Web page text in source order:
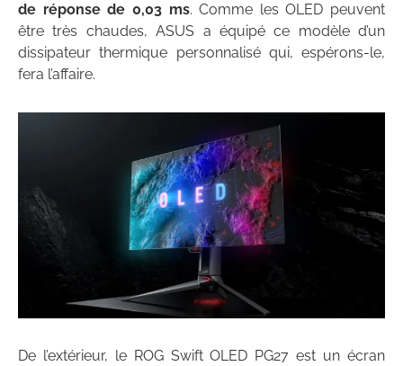
de réponse de 0,03 ms. Comme les OLED peuvent
être très chaudes, ASUS a équipé ce modèle d’un
dissipateur thermique personnalisé qui, espérons-le,
fera l’affaire.
De l’extérieur, le ROG Swift OLED PG27 est un écran